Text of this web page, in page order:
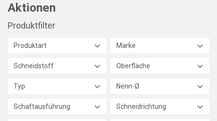
Aktionen
Produktfilter
Produktart Marke
Schneidstoff Oberfläche
Typ Nenn-Ø
Schaftausführung Schneidrichtung